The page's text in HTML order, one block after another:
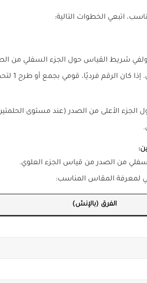
اتبعي الخطوات التالية:
شريط القياس حول الجزء السفلي من
فرديًا، قومي بجمع أو طرح 1 لتحصلي على رقم زوجي.
الأعلى من الصدر (عند مستوى
من الصدر من قياس الجزء العلوي.
لمعرفة المقاس المناسب:
الفرق (بالإنش)